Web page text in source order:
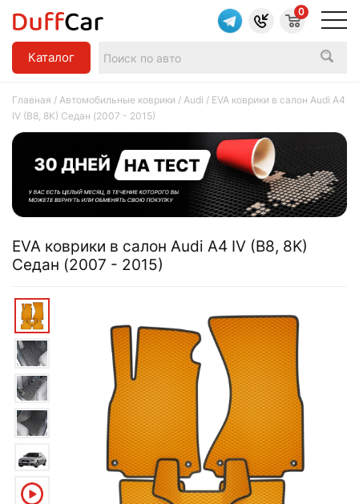
Каталог
0
Главная / Автомобильные коврики / Audi / EVA коврики в салон Audi A4
IV (B8, 8K) Седан (2007 - 2015)
EVA коврики в салон Audi A4 IV (B8, 8K)
Седан (2007 - 2015)